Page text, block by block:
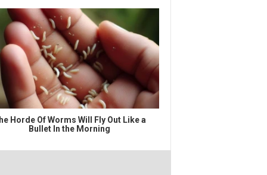
Horde Of Worms Will Fly Out Like a
Bullet In the Morning